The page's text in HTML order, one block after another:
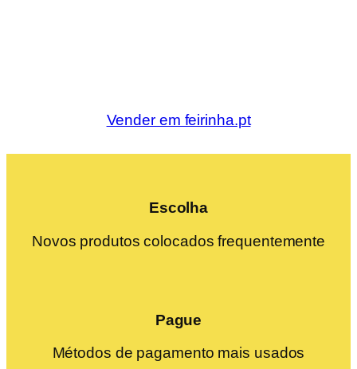
Vender em feirinha.pt
Escolha
Novos produtos colocados frequentemente
Pague
Métodos de pagamento mais usados